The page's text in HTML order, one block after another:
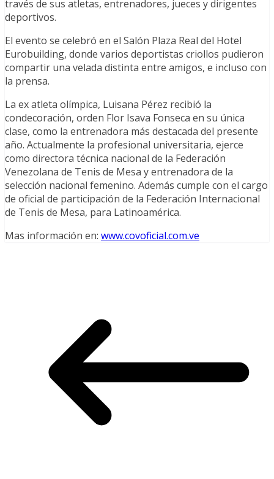
través de sus atletas, entrenadores, jueces y dirigentes
deportivos.
El evento se celebró en el Salón Plaza Real del Hotel
Eurobuilding, donde varios deportistas criollos pudieron
compartir una velada distinta entre amigos, e incluso con
la prensa.
La ex atleta olímpica, Luisana Pérez recibió la
condecoración, orden Flor Isava Fonseca en su única
clase, como la entrenadora más destacada del presente
año. Actualmente la profesional universitaria, ejerce
como directora técnica nacional de la Federación
Venezolana de Tenis de Mesa y entrenadora de la
selección nacional femenino. Además cumple con el cargo
de oficial de participación de la Federación Internacional
de Tenis de Mesa, para Latinoamérica.
Mas información en: www.covoficial.com.ve